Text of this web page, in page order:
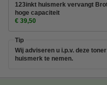
123inkt huismerk vervangt
hoge capaciteit
€ 39,50
Tip
Wij adviseren u i.p.v. deze toner
huismerk te nemen.